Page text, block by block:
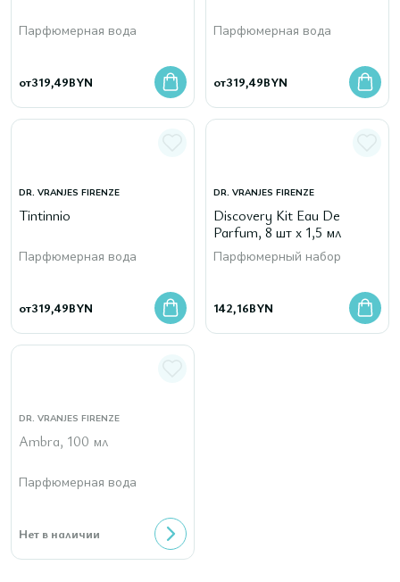
Парфюмерная вода
от319,49BYN
Парфюмерная вода
от319,49BYN
DR. VRANJES FIRENZE
Tintinnio
Парфюмерная вода
от319,49BYN
DR. VRANJES FIRENZE
Discovery Kit Eau De
Parfum, 8 шт х 1,5 мл
Парфюмерный набор
142,16BYN
DR. VRANJES FIRENZE
Ambra, 100 мл
Парфюмерная вода
Нет в наличии